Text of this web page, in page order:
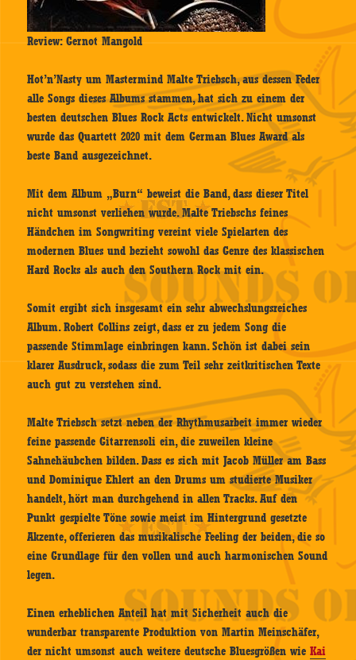
Review: Gernot Mangold
Hot’n’Nasty um Mastermind Malte Triebsch, aus dessen Feder
alle Songs dieses Albums stammen, hat sich zu einem der
besten deutschen Blues Rock Acts entwickelt. Nicht umsonst
wurde das Quartett 2020 mit dem German Blues Award als
beste Band ausgezeichnet.
Mit dem Album „Burn“ beweist die Band, dass dieser Titel
nicht umsonst verliehen wurde. Malte Triebschs feines
Händchen im Songwriting vereint viele Spielarten des
modernen Blues und bezieht sowohl das Genre des klassischen
Hard Rocks als auch den Southern Rock mit ein.
Somit ergibt sich insgesamt ein sehr abwechslungsreiches
Album. Robert Collins zeigt, dass er zu jedem Song die
passende Stimmlage einbringen kann. Schön ist dabei sein
klarer Ausdruck, sodass die zum Teil sehr zeitkritischen Texte
auch gut zu verstehen sind.
Malte Triebsch setzt neben der Rhythmusarbeit immer wieder
feine passende Gitarrensoli ein, die zuweilen kleine
Sahnehäubchen bilden. Dass es sich mit Jacob Müller am Bass
und Dominique Ehlert an den Drums um studierte Musiker
handelt, hört man durchgehend in allen Tracks. Auf den
Punkt gespielte Töne sowie meist im Hintergrund gesetzte
Akzente, offerieren das musikalische Feeling der beiden, die so
eine Grundlage für den vollen und auch harmonischen Sound
legen.
Einen erheblichen Anteil hat mit Sicherheit auch die
wunderbar transparente Produktion von Martin Meinschäfer,
der nicht umsonst auch weitere deutsche Bluesgrößen wieKai